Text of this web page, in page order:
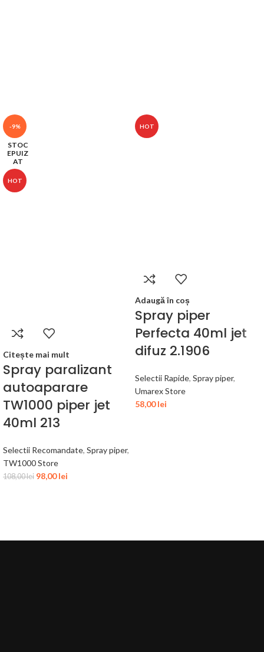
-9%
STOC
EPUIZ
AT
HOT
Citește mai mult
Spray paralizant
autoaparare
TW1000 piper jet
40ml 213
Selectii Recomandate, Spray piper,
TW1000 Store
108,00lei 98,00lei
HOT
Adaugă în coș
Spray piper
Perfecta 40ml jet
difuz 2.1906
Selectii Rapide, Spray piper,
Umarex Store
58,00lei